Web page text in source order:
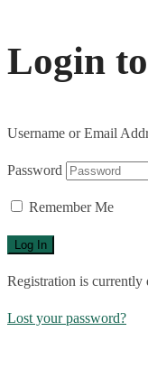
Login
Username or Email
Password
Remember Me
Registration is currently
Lost your password?